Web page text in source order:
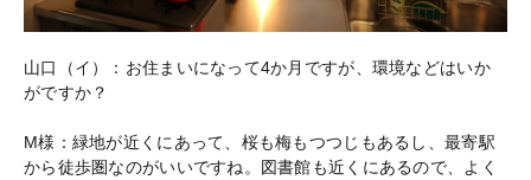
山口（イ）：お住まいになって4か月ですが、環境などはいか
がですか？
M様：緑地が近くにあって、桜も梅もつつじもあるし、最寄駅
から徒歩圏なのがいいですね。図書館も近くにあるので、よく